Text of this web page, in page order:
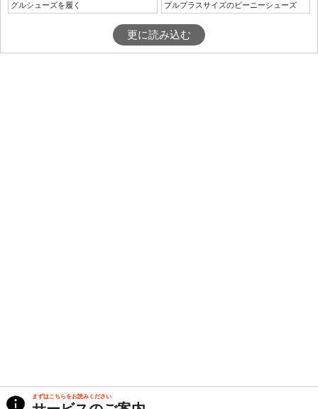
グルシューズを履く
プルプラスサイズのビーニーシューズ
更に読み込む
まずはこちらをお読みください